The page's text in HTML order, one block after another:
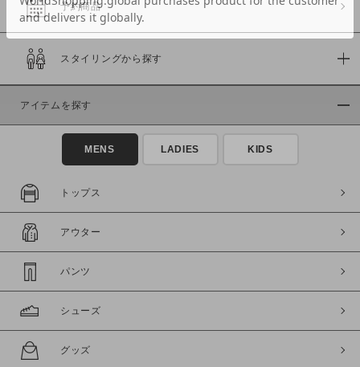
価格
～
商品タイプ
通常商品 予約商品
在庫
在庫あり 在庫なし含む
予約商品
スタイリングから探す
アイテムを探す
MENS LADIES KIDS
トップス
アウター
パンツ
シューズ
グッズ